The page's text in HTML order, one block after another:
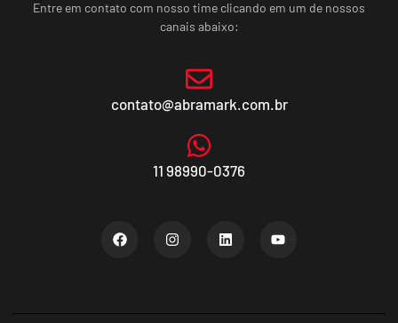
Entre em contato com nosso time clicando em um de nossos
canais abaixo:
contato@abramark.com.br
11 98990-0376